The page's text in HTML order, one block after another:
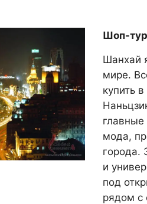
Шоп-
Шанхай
мире.
купить
мода,
города.
и
под
рядом с